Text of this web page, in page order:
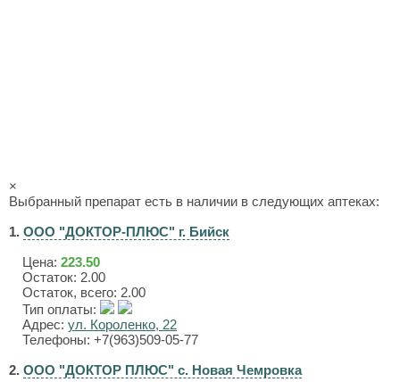
×
Выбранный препарат есть в наличии в следующих аптеках:
1. ООО "ДОКТОР-ПЛЮС" г. Бийск
Цена: 223.50
Остаток: 2.00
Остаток, всего: 2.00
Тип оплаты:
Адрес: ул. Короленко, 22
Телефоны: +7(963)509-05-77
2. ООО "ДОКТОР ПЛЮС" с. Новая Чемровка